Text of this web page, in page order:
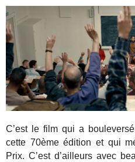
C’est le film qui a
cette 70ème édition et qui
Prix. C’est d’ailleurs avec